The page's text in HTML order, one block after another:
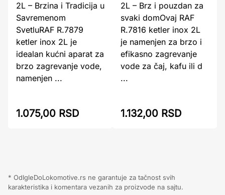
2L – Brzina i Tradicija u
Savremenom
SvetluRAF R.7879
ketler inox 2L je
idealan kućni aparat za
brzo zagrevanje vode,
namenjen ...
1.075,00 RSD
2L – Brz i pouzdan za
svaki domOvaj RAF
R.7816 ketler inox 2L
je namenjen za brzo i
efikasno zagrevanje
vode za čaj, kafu ili d
...
1.132,00 RSD
* OdIgleDoLokomotive.rs ne garantuje za tačnost svih
karakteristika i komentara vezanih za proizvode na sajtu.